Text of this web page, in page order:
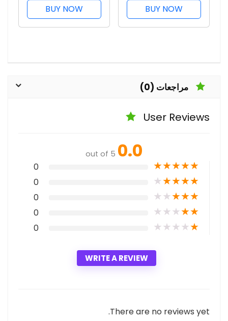
BUY NOW
BUY NOW
مراجعات (0)
User Reviews
0.0
out of 5
★
★
★
★
★
0
★
★
★
★
★
0
★
★
★
★
★
0
★
★
★
★
★
0
★
★
★
★
★
0
WRITE A REVIEW
There are no reviews yet.